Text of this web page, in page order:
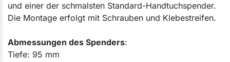
und einer der schmalsten Standard-Handtuchspender.
Die Montage erfolgt mit Schrauben und Klebestreifen.
Abmessungen des Spenders:
Tiefe: 95 mm